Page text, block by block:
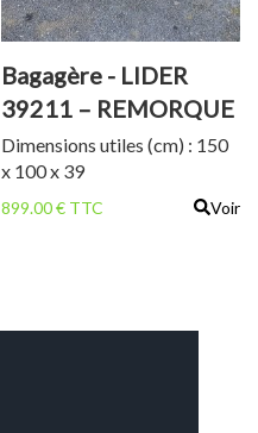
Bagagère - LIDER
39211 – REMORQUE
BAGAGERE
Dimensions utiles (cm) : 150
x 100 x 39
899.00 € TTC Voir